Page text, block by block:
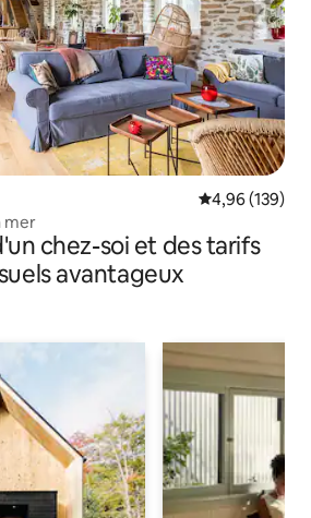
Évaluation
4,96 (139)
mer
chez-soi et des tarifs
avantageux